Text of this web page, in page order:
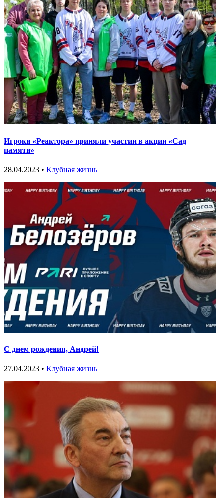
Игроки «Реактора» приняли участии в акции «Сад
памяти»
28.04.2023 • Клубная жизнь
С днем рождения, Андрей!
27.04.2023 • Клубная жизнь